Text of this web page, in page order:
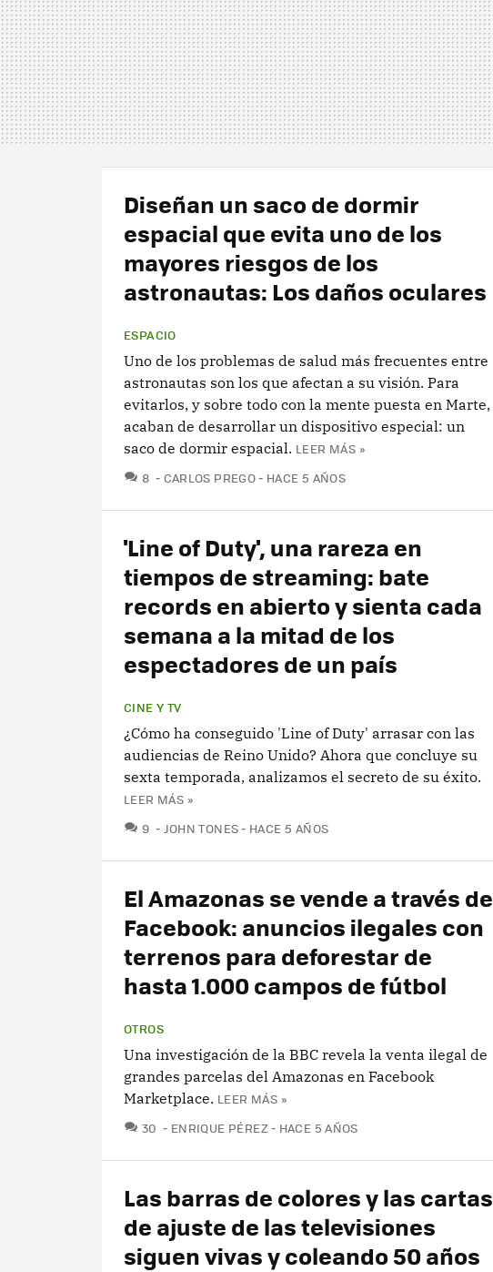
Diseñan un saco de dormir
espacial que evita uno de los
mayores riesgos de los
astronautas: Los daños oculares
ESPACIO
Uno de los problemas de salud más frecuentes entre
astronautas son los que afectan a su visión. Para
evitarlos, y sobre todo con la mente puesta en Marte,
acaban de desarrollar un dispositivo especial: un
saco de dormir espacial. LEER MÁS »
8 COMENTARIOS
CARLOS PREGO HACE 5 AÑOS
'Line of Duty', una rareza en
tiempos de streaming: bate
records en abierto y sienta cada
semana a la mitad de los
espectadores de un país
CINE Y TV
¿Cómo ha conseguido 'Line of Duty' arrasar con las
audiencias de Reino Unido? Ahora que concluye su
sexta temporada, analizamos el secreto de su éxito.
LEER MÁS »
9 COMENTARIOS
JOHN TONES HACE 5 AÑOS
El Amazonas se vende a través de
Facebook: anuncios ilegales con
terrenos para deforestar de
hasta 1.000 campos de fútbol
OTROS
Una investigación de la BBC revela la venta ilegal de
grandes parcelas del Amazonas en Facebook
Marketplace. LEER MÁS »
30 COMENTARIOS
ENRIQUE PÉREZ HACE 5 AÑOS
Las barras de colores y las cartas
de ajuste de las televisiones
siguen vivas y coleando 50 años